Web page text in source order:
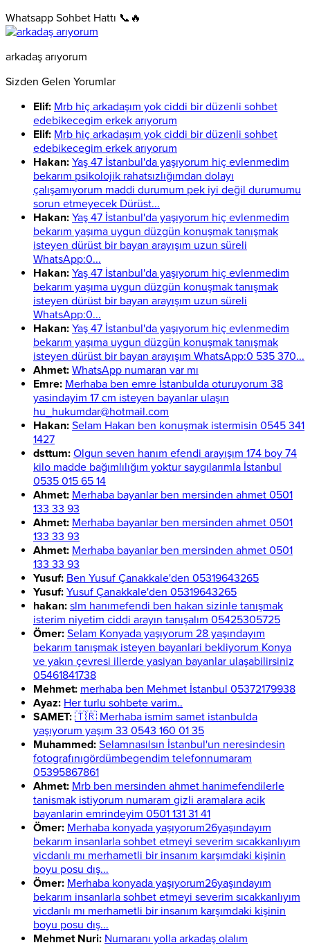
Whatsapp Sohbet Hattı 📞🔥
arkadaş arıyorum
Sizden Gelen Yorumlar
Elif: Mrb hiç arkadaşım yok ciddi bir düzenli sohbet
edebikecegim erkek arıyorum
Elif: Mrb hiç arkadaşım yok ciddi bir düzenli sohbet
edebikecegim erkek arıyorum
Hakan: Yaş 47 İstanbul'da yaşıyorum hiç evlenmedim
bekarım psikolojik rahatsızlığımdan dolayı
çalışamıyorum maddi durumum pek iyi değil durumumu
sorun etmeyecek Dürüst...
Hakan: Yaş 47 İstanbul'da yaşıyorum hiç evlenmedim
bekarım yaşıma uygun düzgün konuşmak tanışmak
isteyen dürüst bir bayan arayışım uzun süreli
WhatsApp:0...
Hakan: Yaş 47 İstanbul'da yaşıyorum hiç evlenmedim
bekarım yaşıma uygun düzgün konuşmak tanışmak
isteyen dürüst bir bayan arayışım uzun süreli
WhatsApp:0...
Hakan: Yaş 47 İstanbul'da yaşıyorum hiç evlenmedim
bekarım yaşıma uygun düzgün konuşmak tanışmak
isteyen dürüst bir bayan arayışım WhatsApp:0 535 370...
Ahmet: WhatsApp numaran var mı
Emre: Merhaba ben emre İstanbulda oturuyorum 38
yasindayim 17 cm isteyen bayanlar ulaşın
hu_hukumdar@hotmail.com
Hakan: Selam Hakan ben konuşmak istermisin 0545 341
1427
dsttum: Olgun seven hanım efendi arayışım 174 boy 74
kilo madde bağımlılığım yoktur saygılarımla İstanbul
0535 015 65 14
Ahmet: Merhaba bayanlar ben mersinden ahmet 0501
133 33 93
Ahmet: Merhaba bayanlar ben mersinden ahmet 0501
133 33 93
Ahmet: Merhaba bayanlar ben mersinden ahmet 0501
133 33 93
Yusuf: Ben Yusuf Çanakkale'den 05319643265
Yusuf: Yusuf Çanakkale'den 05319643265
hakan: slm hanımefendi ben hakan sizinle tanışmak
isterim niyetim ciddi arayın tanışalım 05425305725
Ömer: Selam Konyada yaşıyorum 28 yaşındayım
bekarım tanışmak isteyen bayanlari bekliyorum Konya
ve yakın çevresi illerde yasiyan bayanlar ulaşabilirsiniz
05461841738
Mehmet: merhaba ben Mehmet İstanbul 05372179938
Ayaz: Her turlu sohbete varim..
SAMET: 🇹🇷 Merhaba ismim samet istanbulda
yaşıyorum yaşım 33 0543 160 01 35
Muhammed: Selamnasılsın İstanbul'un neresindesin
fotografınıgördümbegendim telefonnumaram
05395867861
Ahmet: Mrb ben mersinden ahmet hanimefendilerle
tanismak istiyorum numaram gizli aramalara acik
bayanlarin emrindeyim 0501 131 31 41
Ömer: Merhaba konyada yaşıyorum26yaşındayım
bekarım insanlarla sohbet etmeyi severim sıcakkanlıyım
vicdanlı mı merhametli bir insanım karşımdaki kişinin
boyu posu dış...
Ömer: Merhaba konyada yaşıyorum26yaşındayım
bekarım insanlarla sohbet etmeyi severim sıcakkanlıyım
vicdanlı mı merhametli bir insanım karşımdaki kişinin
boyu posu dış...
Mehmet Nuri: Numaranı yolla arkadaş olalım